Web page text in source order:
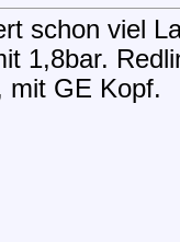
schon viel
1,8bar.
mit GE Kopf.